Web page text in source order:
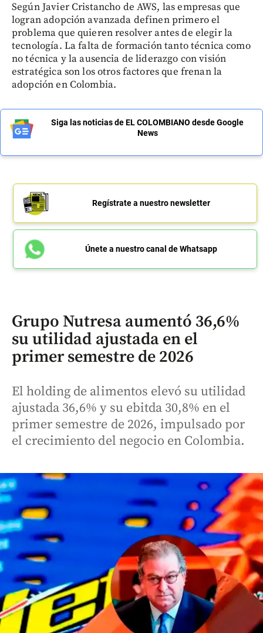
Según Javier Cristancho de AWS, las empresas que
logran adopción avanzada definen primero el
problema que quieren resolver antes de elegir la
tecnología. La falta de formación tanto técnica como
no técnica y la ausencia de liderazgo con visión
estratégica son los otros factores que frenan la
adopción en Colombia.
Siga las noticias de EL COLOMBIANO desde Google
News
Regístrate a nuestro newsletter
Únete a nuestro canal de Whatsapp
Grupo Nutresa aumentó 36,6%
su utilidad ajustada en el
primer semestre de 2026
El holding de alimentos elevó su utilidad
ajustada 36,6% y su ebitda 30,8% en el
primer semestre de 2026, impulsado por
el crecimiento del negocio en Colombia.